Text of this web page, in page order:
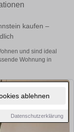
ablehnen
Datenschutzerklärung
kaufen –
und sind ideal
Wohnung in